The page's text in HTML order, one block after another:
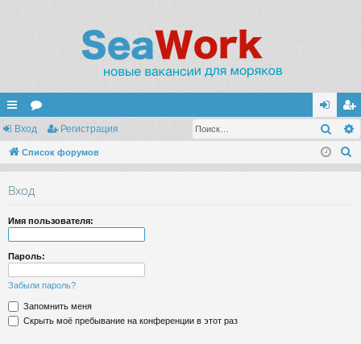
с
ы
ор
ум
хо
д
ег
ис
Вход Регистрация
Список форумов
Вход
Имя пользователя:
Пароль:
Забыли пароль?
Запомнить меня
Скрыть моё пребывание на конференции в этот раз